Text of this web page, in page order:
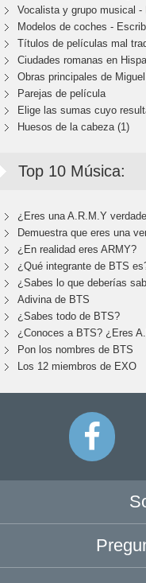
Vocalista y grupo musical
Modelos de coches -
Títulos de películas mal
Ciudades romanas en
Obras principales de Miguel
Parejas de película
Elige las sumas cuyo
Huesos de la cabeza (1)
Top 10 Música:
¿Eres una A.R.M.Y
Demuestra que eres una
¿En realidad eres ARMY?
¿Qué integrante de BTS
¿Sabes lo que deberías
Adivina de BTS
¿Sabes todo de BTS?
¿Conoces a BTS? ¿Eres
Pon los nombres de BTS
Los 12 miembros de EXO